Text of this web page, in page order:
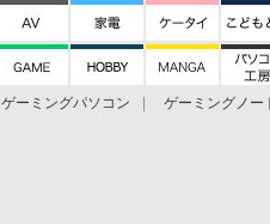
ゲーミングパソコン ゲーミングノー